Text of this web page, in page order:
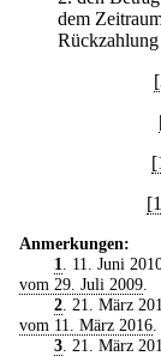
dem
Anmerkungen:
1
. 11. Juni
vom 29. Juli 2009
2. 21. März
vom 11. März 2016
3. 21. März